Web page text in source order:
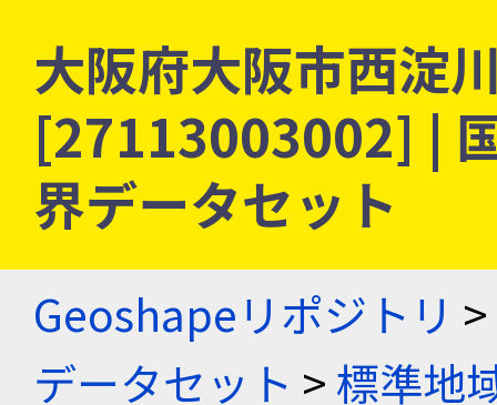
大阪府大阪市西淀
[27113003002] |
界データセット
Geoshapeリポジトリ >
データセット >標準地